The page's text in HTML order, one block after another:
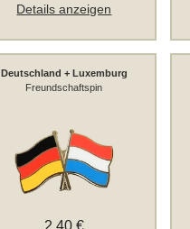
Details anzeigen
Deutschland + Luxemburg
Freundschaftspin
2,40 €